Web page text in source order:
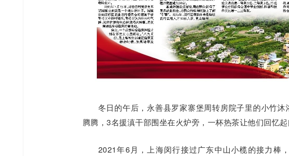
冬日的午后，永善县罗家寨堡周转房院子里的小竹
腾腾，3名援滇干部围坐在火炉旁，一杯热茶让他们回忆起
2021年6月，上海闵行接过广东中山小榄的接力棒